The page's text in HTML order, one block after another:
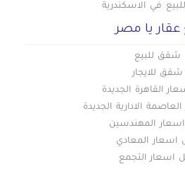
في الاسكندرية
يا مصر
شقق للبيع
شقق للايجار
القاهرة الجديدة
الادارية الجديدة
المهندسين
اسعار المعادي
اسعار التجمع